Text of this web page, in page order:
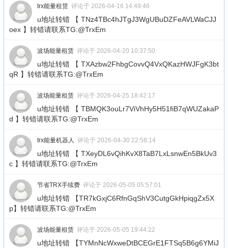
trx能量租赁 评论于 2026-04-16 14:49:46
u地址转错 【 TNz4TBc4hJTgJ3WgUBuDZFeAVLWaCJJ
oex 】转错请联系TG:@TrxEm
波场能量租赁 评论于 2026-04-20 10:37:50
u地址转错 【 TXAzbw2FhbgCovvQ4VxQKazHWJFgK3bt
qR 】转错请联系TG:@TrxEm
波场能量租赁 评论于 2026-04-25 18:42:17
u地址转错 【 TBMQK3ouLr7ViVhHy5H51fiB7qWUZakaP
d 】转错请联系TG:@TrxEm
trx能量机器人 评论于 2026-04-30 22:58:14
u地址转错 【 TXeyDL6vQihKvX8TaB7LxLsnwEn5BkUv3
c 】转错请联系TG:@TrxEm
节省TRX手续费 评论于 2026-05-05 05:57:01
u地址转错 【TR7kGxjC6RfnGqShV3CutgGkHpiqgZx5X
p】转错请联系TG:@TrxEm
波场能量租赁 评论于 2026-05-05 19:44:22
u地址转错 【TYMnNcWxweDtBCEGrE1FTSq5B6g6YMiJ